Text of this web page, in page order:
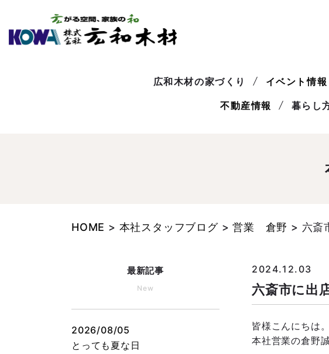
広和木材の家づくり イベント情報
不動産情報 暮らし
HOME > 本社スタッフブログ>営業 倉野 > 六斎
2024.12.03
六斎市に出
皆様こんにちは。
本社営業の倉野
最新記事
New
2026/08/05
とっても夏な日